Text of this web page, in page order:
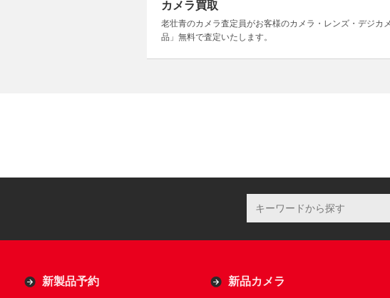
カメラ買取
老壮青のカメラ査定員がお客様のカメラ・レンズ・デジカ
品」無料で査定いたします。
新製品予約 新品カメラ